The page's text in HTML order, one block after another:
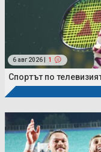
6 авг 2026 | 1
Спортът по